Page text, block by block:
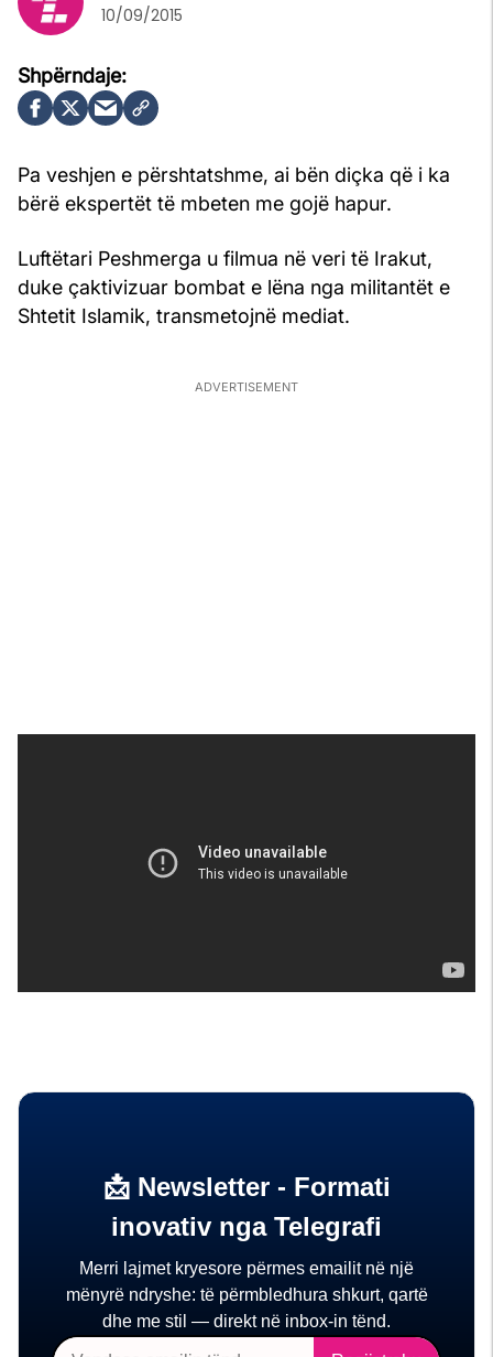
Pa veshjen e përshtatshme, ai bën diçka që i ka
bërë ekspertët të mbeten me gojë hapur.
Luftëtari Peshmerga u filmua në veri të Irakut,
duke çaktivizuar bombat e lëna nga militantët e
Shtetit Islamik, transmetojnë mediat.
10/09/2015